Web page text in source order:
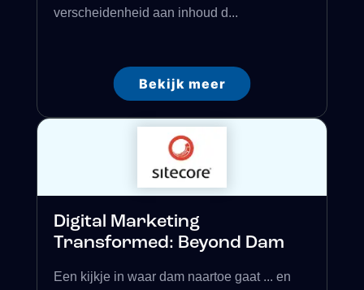
verscheidenheid aan inhoud d...
Bekijk meer
Digital Marketing
Transformed: Beyond Dam
Een kijkje in waar dam naartoe gaat ... en